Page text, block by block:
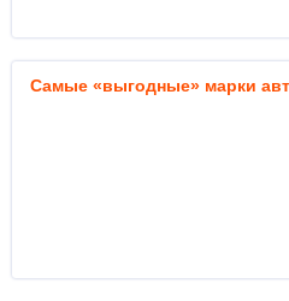
Самые «выгодные» марки